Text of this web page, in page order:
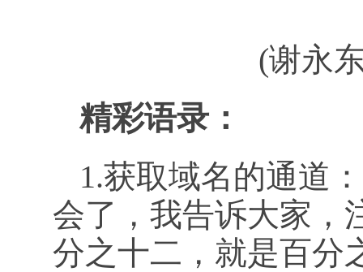
(谢永
精彩语录：
1.获取域名的通道
会了，我告诉大家，
分之十二，就是百分